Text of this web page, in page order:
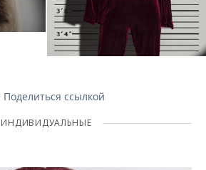
Поделиться ссылкой
ИНДИВИДУАЛЬНЫЕ